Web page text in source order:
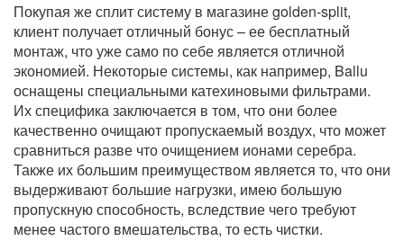
Покупая же сплит систему в магазине golden-split,
клиент получает отличный бонус – ее бесплатный
монтаж, что уже само по себе является отличной
экономией. Некоторые системы, как например, Ballu
оснащены специальными катехиновыми фильтрами.
Их специфика заключается в том, что они более
качественно очищают пропускаемый воздух, что может
сравниться разве что очищением ионами серебра.
Также их большим преимуществом является то, что они
выдерживают большие нагрузки, имею большую
пропускную способность, вследствие чего требуют
менее частого вмешательства, то есть чистки.